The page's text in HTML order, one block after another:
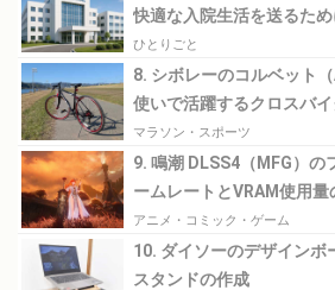
快適な入院生活を送るた
ひとりごと
8. シボレーのコルベット
使いで活躍するクロスバイ
マラソン・スポーツ
9. 鳴潮 DLSS4（MFG）の
ームレートとVRAM使用量
アニメ・コミック・ゲーム
10. ダイソーのデザインボ
スタンドの作成